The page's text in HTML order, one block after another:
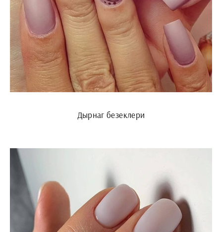
Дырнаг безеклери